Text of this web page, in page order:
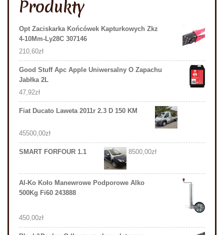
Produkty
Opt Zaciskarka Końcówek Kapturkowych Zkz
4-10Mm-Ly28C 307146
210,60zł
Good Stuff Apc Apple Uniwersalny O Zapachu
Jabłka 2L
47,92zł
Fiat Ducato Laweta 2011r 2.3 D 150 KM
45500,00zł
SMART FORFOUR 1.1 8500,00zł
Al-Ko Koło Manewrowe Podporowe Alko
500Kg Fi60 243888
450,00zł